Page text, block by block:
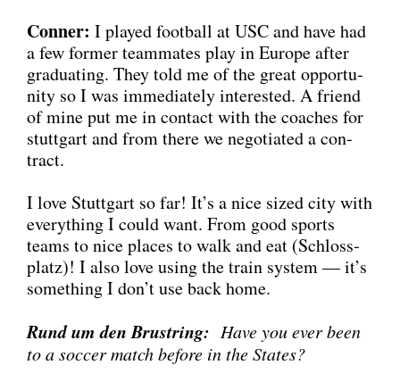
Con­ner: I play­ed foot­ball at USC and have had
a few for­mer team­ma­tes play in Euro­pe after
gra­dua­ting. They told me of the gre­at oppor­tu­
ni­ty so I was imme­dia­te­ly inte­res­ted. A fri­end
of mine put me in cont­act with the coa­ches for
stutt­gart and from the­re we nego­tia­ted a con­
tract.
I love Stutt­gart so far! It’s a nice sized city with
ever­y­thing I could want. From good sports
teams to nice places to walk and eat (Schloss­
platz)! I also love using the train sys­tem — it’s
some­thing I don’t use back home.
Rund um den Brust­ring: Have you ever been
to a soc­cer match befo­re in the Sta­tes?